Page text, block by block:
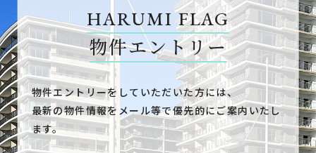
HARUMI FLAG
物件エントリー
物件エントリーをしていただいた方には、
最新の物件情報をメール等で優先的にご案内いたし
ます。